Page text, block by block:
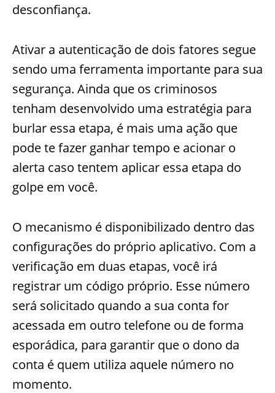
desconfiança.
Ativar a autenticação de dois fatores segue
sendo uma ferramenta importante para sua
segurança. Ainda que os criminosos
tenham desenvolvido uma estratégia para
burlar essa etapa, é mais uma ação que
pode te fazer ganhar tempo e acionar o
alerta caso tentem aplicar essa etapa do
golpe em você.
O mecanismo é disponibilizado dentro das
configurações do próprio aplicativo. Com a
verificação em duas etapas, você irá
registrar um código próprio. Esse número
será solicitado quando a sua conta for
acessada em outro telefone ou de forma
esporádica, para garantir que o dono da
conta é quem utiliza aquele número no
momento.